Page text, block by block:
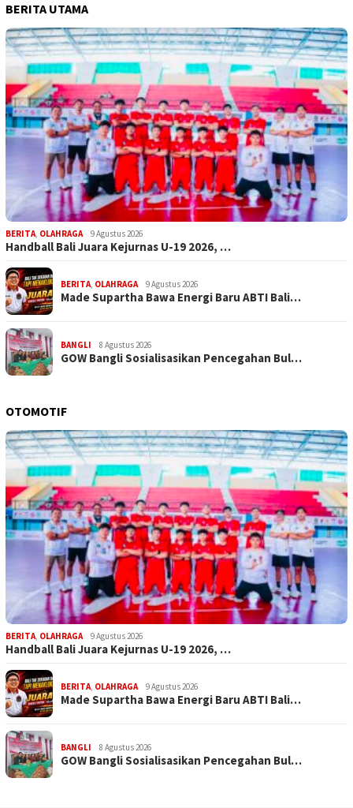
BERITA UTAMA
BERITA, OLAHRAGA 9 Agustus 2026
Handball Bali Juara Kejurnas U-19 2026, …
BERITA, OLAHRAGA 9 Agustus 2026
Made Supartha Bawa Energi Baru ABTI Bali…
BANGLI 8 Agustus 2026
GOW Bangli Sosialisasikan Pencegahan Bul…
OTOMOTIF
BERITA, OLAHRAGA 9 Agustus 2026
Handball Bali Juara Kejurnas U-19 2026, …
BERITA, OLAHRAGA 9 Agustus 2026
Made Supartha Bawa Energi Baru ABTI Bali…
BANGLI 8 Agustus 2026
GOW Bangli Sosialisasikan Pencegahan Bul…